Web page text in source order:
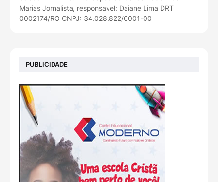
Marias Jornalista, responsavel: Daiane Lima DRT
0002174/RO CNPJ: 34.028.822/0001-00
PUBLICIDADE